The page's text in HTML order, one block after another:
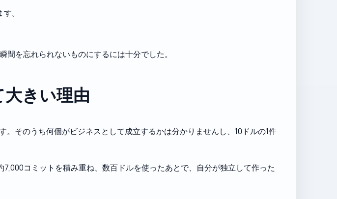
。
を忘れられないものにするには十分でした。
きい理由
そのうち何個がビジネスとして成立するかは分かりませんし、10ドルの1件
コミットを積み重ね、数百ドルを使ったあとで、自分が独立して作った